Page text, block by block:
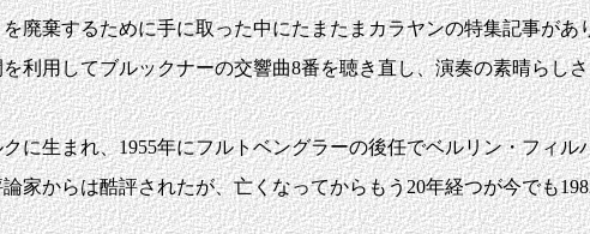
棄するために手に取った中にたまたまカラヤンの特集記事があ
利用してブルックナーの交響曲8番を聴き直し、演奏の素晴らし
生まれ、1955年にフルトベングラーの後任でベルリン・フィル
家からは酷評されたが、亡くなってからもう20年経つが今でも